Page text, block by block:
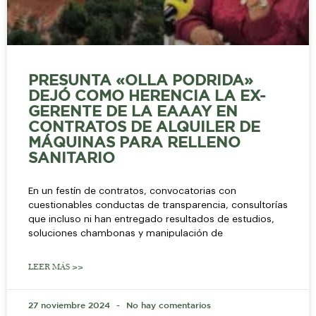
PRESUNTA «OLLA PODRIDA»
DEJÓ COMO HERENCIA LA EX-
GERENTE DE LA EAAAY EN
CONTRATOS DE ALQUILER DE
MÁQUINAS PARA RELLENO
SANITARIO
En un festín de contratos, convocatorias con
cuestionables conductas de transparencia, consultorías
que incluso ni han entregado resultados de estudios,
soluciones chambonas y manipulación de
LEER MÁS >>
27 noviembre 2024 No hay comentarios